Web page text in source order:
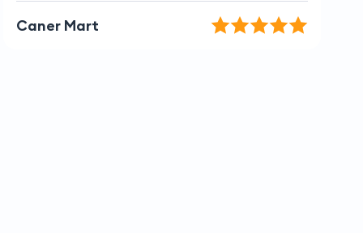
Ayşenur Tekeli